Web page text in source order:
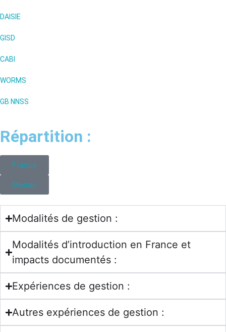
DAISIE
GISD
CABI
WORMS
GB NNSS
Répartition :
France
Monde
Modalités de gestion :
Modalités d’introduction en France et
impacts documentés :
Expériences de gestion :
Autres expériences de gestion :